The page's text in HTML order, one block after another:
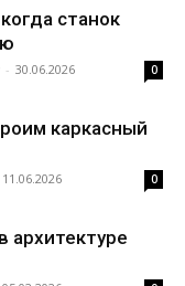
станок
- 30.06.2026 0
каркасный
11.06.2026 0
архитектуре